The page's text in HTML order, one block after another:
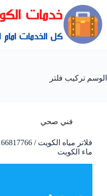
الوسم تركيب فلتر
فني صحي
ماء الكويت